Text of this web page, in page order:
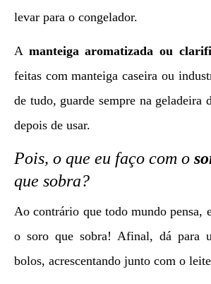
levar para o congelador.
A manteiga aromatizada ou
feitas com manteiga caseira ou
de tudo, guarde sempre na geladeira
depois de usar.
Pois, o que eu faço com o
que sobra?
Ao contrário que todo mundo pensa,
o soro que sobra! Afinal, dá para
bolos, acrescentando junto com o